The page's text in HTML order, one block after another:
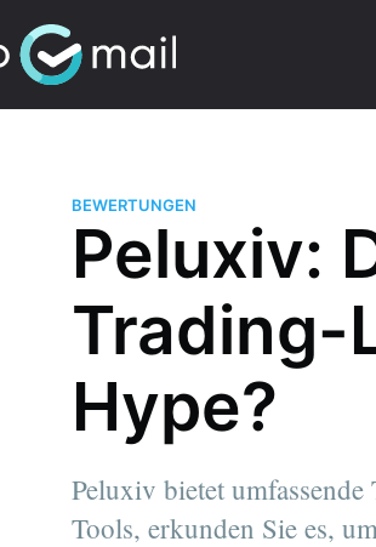
BEWERTUNGEN
Peluxiv:
Trading-
Hype?
Peluxiv bietet
Tools, erkunden Sie es,